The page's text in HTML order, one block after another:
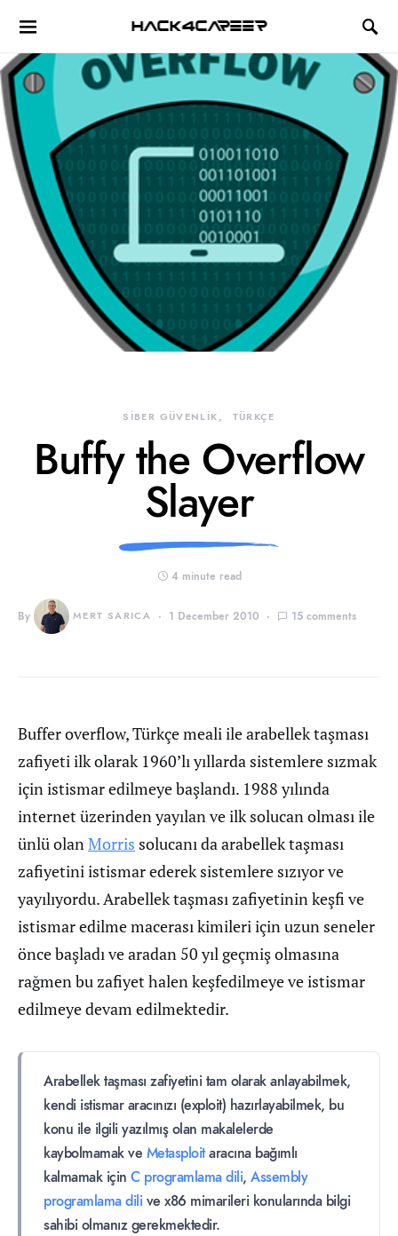
Hack4Career
SİBER GÜVENLİK TÜRKÇE
Buffy the Overflow
Slayer
4 minute read
By MERT SARICA 1 December 2010 15 comments
Buffer overflow, Türkçe meali ile arabellek taşması
zafiyeti ilk olarak 1960’lı yıllarda sistemlere sızmak
için istismar edilmeye başlandı. 1988 yılında
internet üzerinden yayılan ve ilk solucan olması ile
ünlü olanMorris solucanı da arabellek taşması
zafiyetini istismar ederek sistemlere sızıyor ve
yayılıyordu. Arabellek taşması zafiyetinin keşfi ve
istismar edilme macerası kimileri için uzun seneler
önce başladı ve aradan 50 yıl geçmiş olmasına
rağmen bu zafiyet halen keşfedilmeye ve istismar
edilmeye devam edilmektedir.
Arabellek taşması zafiyetini tam olarak anlayabilmek,
kendi istismar aracınızı (exploit) hazırlayabilmek, bu
konu ile ilgili yazılmış olan makalelerde
kaybolmamak ve Metasploitaracına bağımlı
kalmamak için C programlama dili, Assembly
programlama dili ve x86 mimarileri konularında bilgi
sahibi olmanız gerekmektedir.